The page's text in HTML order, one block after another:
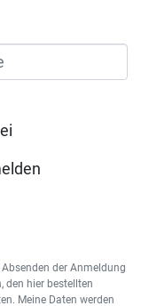
der Anmeldung
den hier bestellten
Meine Daten werden